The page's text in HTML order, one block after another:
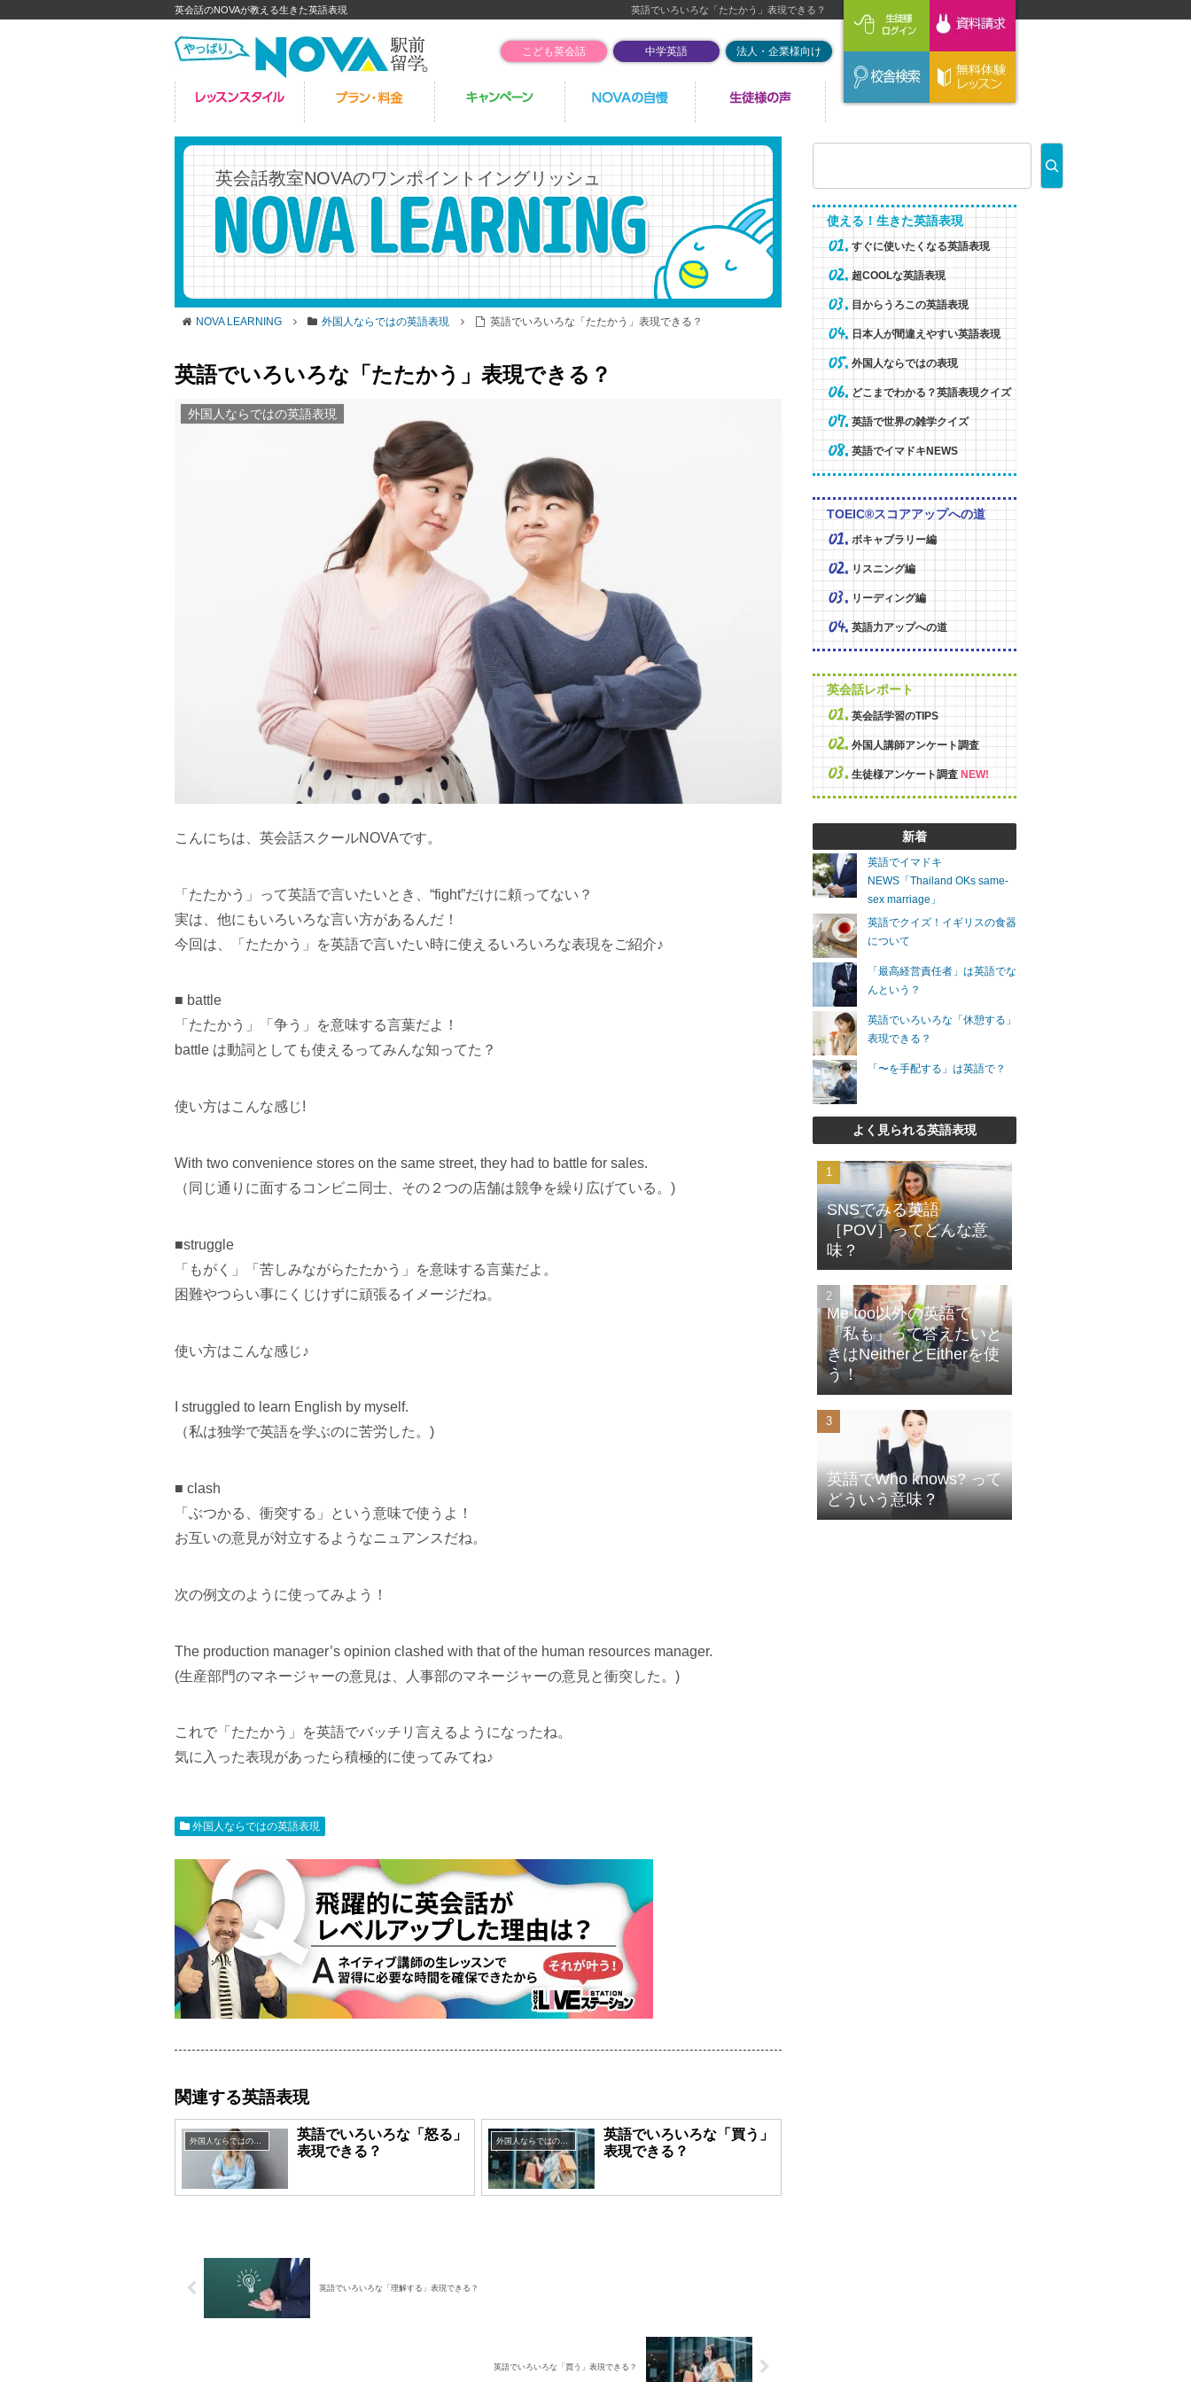
英会話のNOVAが教える生きた英語表現 英語でいろいろな「たたかう」表現できる？
こども英会話 中学英語 法人・企業様向け
英会話教室NOVAのワンポイントイングリッシュ
NOVA LEARNING 外国人ならではの英語表現 英語でいろいろな「たたかう」表現できる？
英語でいろいろな「たたかう」表現できる？
外国人ならではの英語表現
こんにちは、英会話スクールNOVAです。
「たたかう」って英語で言いたいとき、“fight”だけに頼ってない？
実は、他にもいろいろな言い方があるんだ！
今回は、「たたかう」を英語で言いたい時に使えるいろいろな表現をご紹介♪
■ battle
「たたかう」「争う」を意味する言葉だよ！
battle は動詞としても使えるってみんな知ってた？
使い方はこんな感じ!
With two convenience stores on the same street, they had to battle for sales.
（同じ通りに面するコンビニ同士、その２つの店舗は競争を繰り広げている。)
■struggle
「もがく」「苦しみながらたたかう」を意味する言葉だよ。
困難やつらい事にくじけずに頑張るイメージだね。
使い方はこんな感じ♪
I struggled to learn English by myself.
（私は独学で英語を学ぶのに苦労した。)
■ clash
「ぶつかる、衝突する」という意味で使うよ！
お互いの意見が対立するようなニュアンスだね。
次の例文のように使ってみよう！
The production manager’s opinion clashed with that of the human resources manager.
(生産部門のマネージャーの意見は、人事部のマネージャーの意見と衝突した。)
これで「たたかう」を英語でバッチリ言えるようになったね。
気に入った表現があったら積極的に使ってみてね♪
外国人ならではの英語表現
関連する英語表現
外国人ならではの英語表現
英語でいろいろな「怒る」
表現できる？
外国人ならではの英語表現
英語でいろいろな「買う」
表現できる？
英語でいろいろな「理解する」表現できる？
英語でいろいろな「買う」表現できる？
使える！生きた英語表現
すぐに使いたくなる英語表現
超COOLな英語表現
目からうろこの英語表現
日本人が間違えやすい英語表現
外国人ならではの表現
どこまでわかる？英語表現クイズ
英語で世界の雑学クイズ
英語でイマドキNEWS
TOEIC®スコアアップへの道
ボキャブラリー編
リスニング編
リーディング編
英語力アップへの道
英会話レポート
英会話学習のTIPS
外国人講師アンケート調査
生徒様アンケート調査
新着
英語でイマドキ
NEWS「Thailand OKs same-
sex marriage」
英語でクイズ！イギリスの食器
について
「最高経営責任者」は英語でな
んという？
英語でいろいろな「休憩する」
表現できる？
「〜を手配する」は英語で？
よく見られる英語表現
SNSでみる英語
［POV］ってどんな意
味？
Me too以外の英語で
「私も」って答えたいと
きはNeitherとEitherを使
う！
英語でWho knows? って
どういう意味？